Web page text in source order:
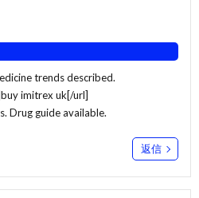
trends described.
imitrex uk[/url]
Drug guide available.
返信